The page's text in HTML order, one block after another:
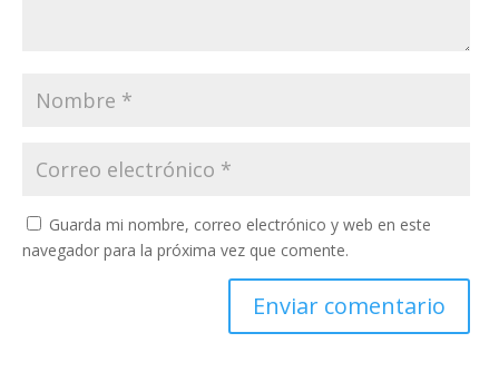
Guarda mi nombre, correo electrónico y web en este
navegador para la próxima vez que comente.